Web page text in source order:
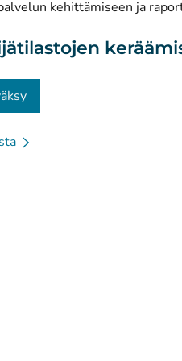
kehittämiseen ja